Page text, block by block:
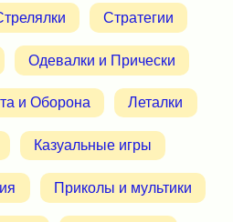
Стратегии
Одевалки и Прически
и Оборона Леталки
Казуальные игры
Приколы и мультики